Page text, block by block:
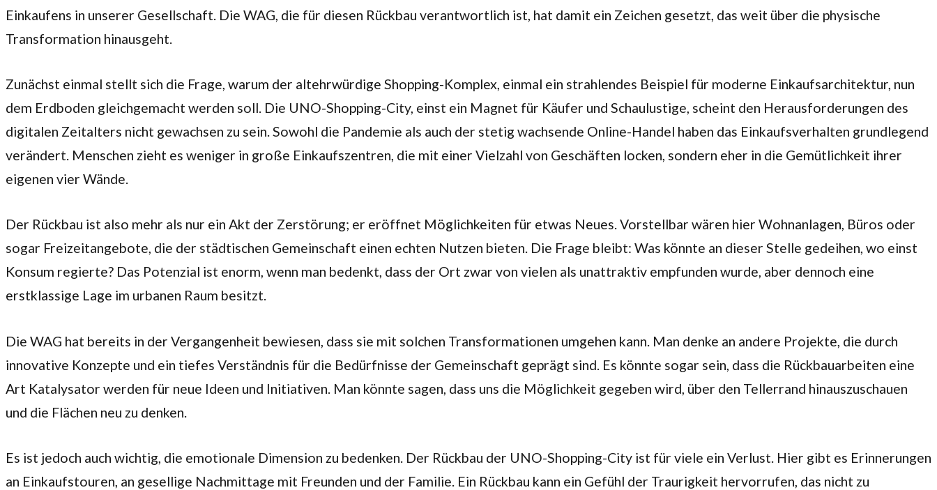
Einkaufens in unserer Gesellschaft. Die WAG, die für diesen Rückbau verantwortlich ist, hat damit ein Zeichen gesetzt, das weit über die physische
Transformation hinausgeht.
Zunächst einmal stellt sich die Frage, warum der altehrwürdige Shopping-Komplex, einmal ein strahlendes Beispiel für moderne Einkaufsarchitektur, nun
dem Erdboden gleichgemacht werden soll. Die UNO-Shopping-City, einst ein Magnet für Käufer und Schaulustige, scheint den Herausforderungen des
digitalen Zeitalters nicht gewachsen zu sein. Sowohl die Pandemie als auch der stetig wachsende Online-Handel haben das Einkaufsverhalten grundlegend
verändert. Menschen zieht es weniger in große Einkaufszentren, die mit einer Vielzahl von Geschäften locken, sondern eher in die Gemütlichkeit ihrer
eigenen vier Wände.
Der Rückbau ist also mehr als nur ein Akt der Zerstörung; er eröffnet Möglichkeiten für etwas Neues. Vorstellbar wären hier Wohnanlagen, Büros oder
sogar Freizeitangebote, die der städtischen Gemeinschaft einen echten Nutzen bieten. Die Frage bleibt: Was könnte an dieser Stelle gedeihen, wo einst
Konsum regierte? Das Potenzial ist enorm, wenn man bedenkt, dass der Ort zwar von vielen als unattraktiv empfunden wurde, aber dennoch eine
erstklassige Lage im urbanen Raum besitzt.
Die WAG hat bereits in der Vergangenheit bewiesen, dass sie mit solchen Transformationen umgehen kann. Man denke an andere Projekte, die durch
innovative Konzepte und ein tiefes Verständnis für die Bedürfnisse der Gemeinschaft geprägt sind. Es könnte sogar sein, dass die Rückbauarbeiten eine
Art Katalysator werden für neue Ideen und Initiativen. Man könnte sagen, dass uns die Möglichkeit gegeben wird, über den Tellerrand hinauszuschauen
und die Flächen neu zu denken.
Es ist jedoch auch wichtig, die emotionale Dimension zu bedenken. Der Rückbau der UNO-Shopping-City ist für viele ein Verlust. Hier gibt es Erinnerungen
an Einkaufstouren, an gesellige Nachmittage mit Freunden und der Familie. Ein Rückbau kann ein Gefühl der Traurigkeit hervorrufen, das nicht zu